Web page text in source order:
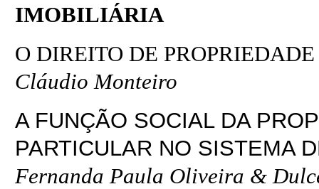
IMOBILIÁRIA
O DIREITO DE
Cláudio Monteiro
A FUNÇÃO SOCIAL DA
PARTICULAR NO SISTEMA
Fernanda Paula Oliveira &